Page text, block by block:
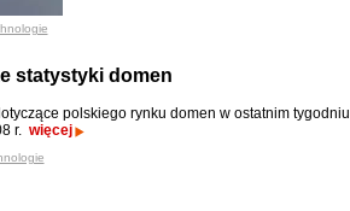
statystyki domen
polskiego rynku domen w ostatnim tygodniu
r. więcej